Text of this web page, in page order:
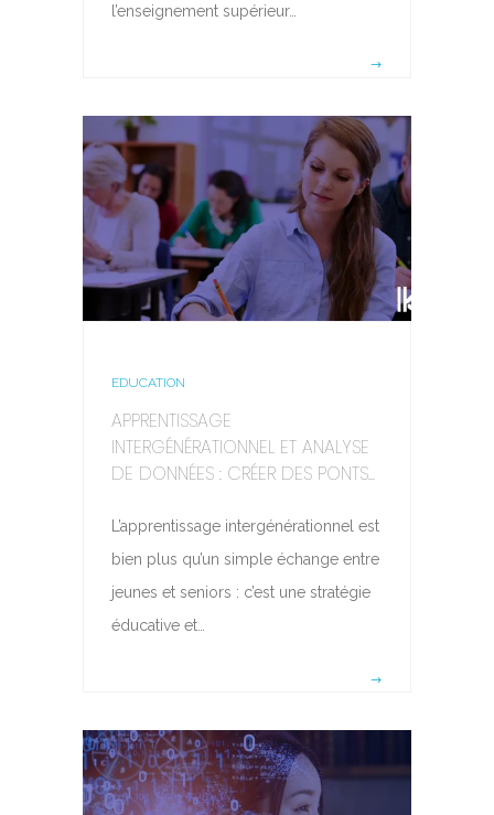
l’enseignement supérieur…
EDUCATION
APPRENTISSAGE
INTERGÉNÉRATIONNEL ET ANALYSE
DE DONNÉES : CRÉER DES PONTS...
L’apprentissage intergénérationnel est
bien plus qu’un simple échange entre
jeunes et seniors : c’est une stratégie
éducative et…